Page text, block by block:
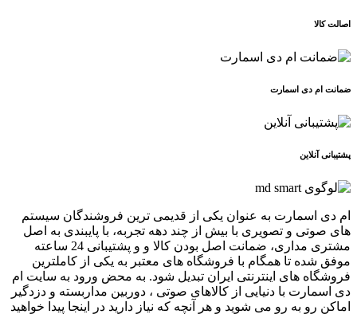
اصالت کالا
ضمانت ام دی اسمارت
پشتیبانی آنلاین
ام دی اسمارت به عنوان یکی از قدیمی ترین فروشندگان سیستم
های صوتی و تصویری با بیش از چند دهه تجربه، با پایبندی به اصل
مشتری مداری، ضمانت اصل بودن کالا و و پشتیبانی 24 ساعته
موفق شده تا همگام با فروشگاه های معتبر به یکی از کاملترین
فروشگاه های اینترنتی ایران تبدیل شود. به محض ورود به سایت ام
دی اسمارت با دنیایی از کالاهای صوتی ، دوربین مداربسته و دزدگیر
اماکن رو به رو می شوید و هر آنچه که نیاز دارید در اینجا پیدا خواهید